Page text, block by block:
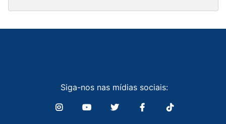
Siga-nos nas mídias sociais: